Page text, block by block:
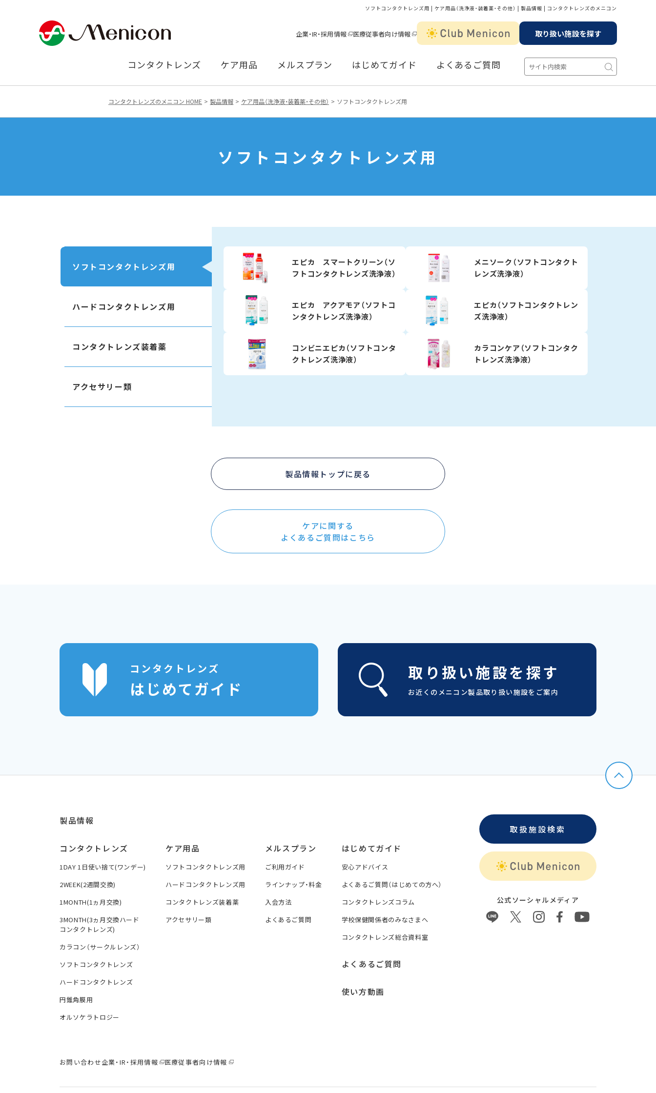
ソフトコンタクトレンズ用 | ケア用品（洗浄液・装着薬・その他） | 製品情報 | コンタクトレンズのメニコン
企業・IR・採用情報 医療従事者向け情報 取り扱い施設を探す
コンタクトレンズ ケア用品 メルスプラン はじめてガイド よくあるご質問
コンタクトレンズのメニコン HOME 製品情報 ケア用品（洗浄液・装着薬・その他） ソフトコンタクトレンズ用
ソフトコンタクトレンズ用
ソフトコンタクト レンズ用
ハードコンタクト レンズ用
コンタクト レンズ装着薬
アクセサリー類
エピカ スマートクリーン（ソ
フトコンタクトレンズ洗浄液）
メニソーク（ソフトコンタクト
レンズ洗浄液）
エピカ アクアモア（ソフトコ
ンタクトレンズ洗浄液）
エピカ（ソフトコンタクトレン
ズ洗浄液）
コンビニエピカ（ソフトコンタ
クトレンズ洗浄液）
カラコンケア（ソフトコンタク
トレンズ洗浄液）
製品情報トップに戻る
ケアに関する
よくあるご質問はこちら
コンタクトレンズ
はじめてガイド
取り扱い施設を探す
お近くのメニコン製品取り扱い施設をご案内
製品情報
コンタクトレンズ
1DAY 1日使い捨て(ワンデー)
2WEEK(2週間交換)
1MONTH(1ヵ月交換)
3MONTH(3ヵ月交換ハード
コンタクトレンズ)
カラコン（サークルレンズ）
ソフトコンタクトレンズ
ハードコンタクトレンズ
円錐角膜用
オルソケラトロジー
ケア用品
ソフトコンタクトレンズ用
ハードコンタクトレンズ用
コンタクトレンズ装着薬
アクセサリー類
メルスプラン
ご利用ガイド
ラインナップ・料金
入会方法
よくあるご質問
はじめてガイド
安心アドバイス
よくあるご質問（はじめての方へ）
コンタクトレンズコラム
学校保健関係者のみなさまへ
コンタクトレンズ総合資料室
よくあるご質問
使い方動画
取扱施設検索
公式ソーシャルメディア
お問い合わせ企業・IR・採用情報 医療従事者向け情報